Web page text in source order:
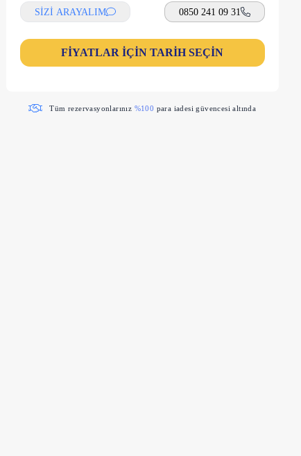
SİZİ ARAYALIM 0850 241 09 31
FİYATLAR İÇİN TARİH SEÇİN
Tüm rezervasyonlarınız %100 para iadesi güvencesi altında